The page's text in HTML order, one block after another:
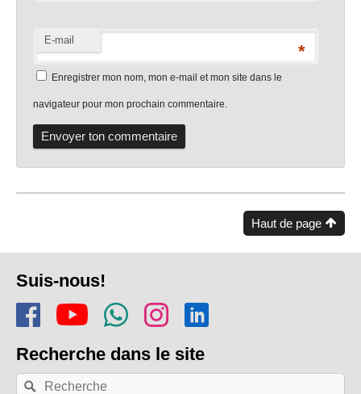
E-mail
*
Enregistrer mon nom, mon e-mail et mon site dans le
navigateur pour mon prochain commentaire.
Haut de page
de
page
Suis-nous!
Rejoins-nous sur Facebook
Regarde-nous sur
Rejoins notre
Suis-nous sur
Recherche dans le site
RechercheRechercher